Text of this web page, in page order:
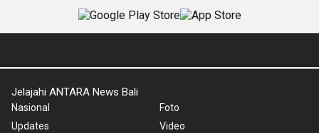
Jelajahi ANTARA News Bali
Nasional
Updates
Foto
Video